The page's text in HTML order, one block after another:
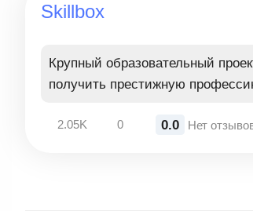
Skillbox
Крупный образовательный
получить престижную
2.05K 0 0.0 Нет